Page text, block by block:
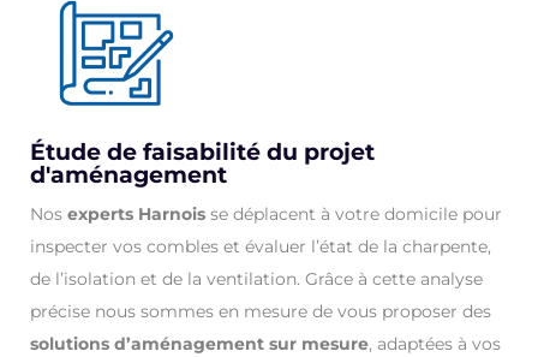
Étude de faisabilité du projet
d'aménagement
Nos experts Harnois se déplacent à votre domicile pour
inspecter vos combles et évaluer l’état de la charpente,
de l’isolation et de la ventilation. Grâce à cette analyse
précise nous sommes en mesure de vous proposer des
solutions d’aménagement sur mesure, adaptées à vos